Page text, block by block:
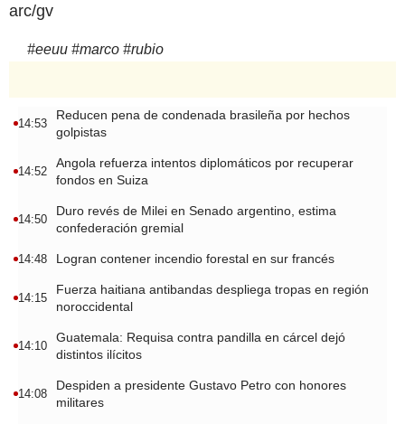
arc/gv
#eeuu #marco #rubio
14:53
Reducen pena de condenada brasileña por hechos
golpistas
14:52
Angola refuerza intentos diplomáticos por recuperar
fondos en Suiza
14:50
Duro revés de Milei en Senado argentino, estima
confederación gremial
14:48 Logran contener incendio forestal en sur francés
14:15
Fuerza haitiana antibandas despliega tropas en región
noroccidental
14:10
Guatemala: Requisa contra pandilla en cárcel dejó
distintos ilícitos
14:08
Despiden a presidente Gustavo Petro con honores
militares